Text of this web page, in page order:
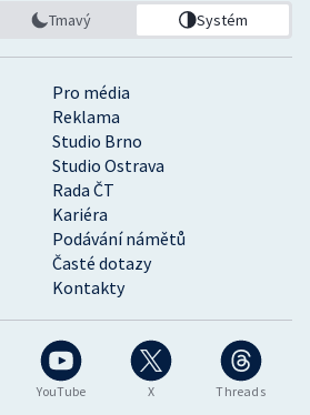
YouTube X Threads
Pro média
Reklama
Studio Brno
Studio Ostrava
Rada ČT
Kariéra
Podávání námětů
Časté dotazy
Kontakty
Tmavý Systém